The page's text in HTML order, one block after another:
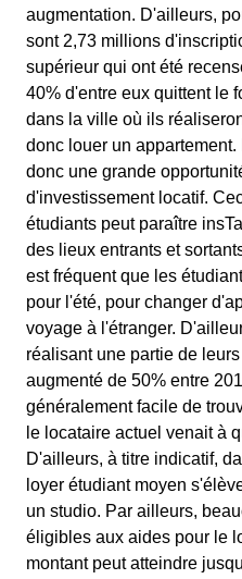
augmentation. D'ailleurs,
sont 2,73 millions
supérieur qui ont été
40% d'entre eux quittent le
dans la ville où ils
donc louer un
donc une grande
d'investissement locatif.
étudiants peut paraître
des lieux entrants et
est fréquent que les
pour l'été, pour changer
voyage à l'étranger.
réalisant une partie de
augmenté de 50% entre
généralement facile de
le locataire actuel venait à
D'ailleurs, à titre indicatif,
loyer étudiant moyen
un studio. Par ailleurs,
éligibles aux aides pour le
montant peut atteindre